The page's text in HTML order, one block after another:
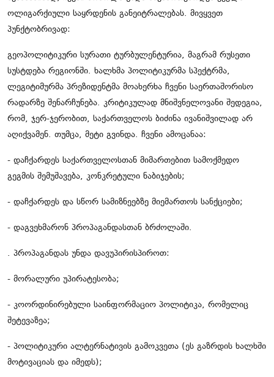
ოლიგარქიული საყრდენის განეიტრალებას. მივყვეთ
პუნქტობრივად:
გეოპოლიტიკური სურათი ტურბულენტურია, მაგრამ რუსეთი
სუსტდება რეგიონში. ხალხმა პოლიტიკურმა სპექტრმა,
ლეგიტიმურმა პრეზიდენტმა მოახერხა ჩვენი საერთაშორისო
რადარზე შენარჩუნება. კრიტიკულად მნიშვნელოვანი შედეგია,
რომ, ჯერ-ჯერობით, საქართველოს ბიძინა ივანიშვილად არ
აღიქვამენ. თუმცა, მეტი გვინდა. ჩვენი ამოცანაა:
- დაჩქარდეს საქართველოსთან მიმართებით სამოქმედო
გეგმის შემუშავება, კონკრეტული ნაბიჯების;
- დაჩქარდეს და სწორ სამიზნეებზე მიემართოს სანქციები;
- დაგვეხმარონ პროპაგანდასთან ბრძოლაში.
. პროპაგანდას უნდა დავუპირისპიროთ:
- მორალური უპირატესობა;
- კოორდინირებული საინფორმაციო პოლიტიკა, რომელიც
შეტევაზეა;
- პოლიტიკური ალტერნატივის გამოკვეთა (ეს გაზრდის ხალხში
მოტივაციას და იმედს);